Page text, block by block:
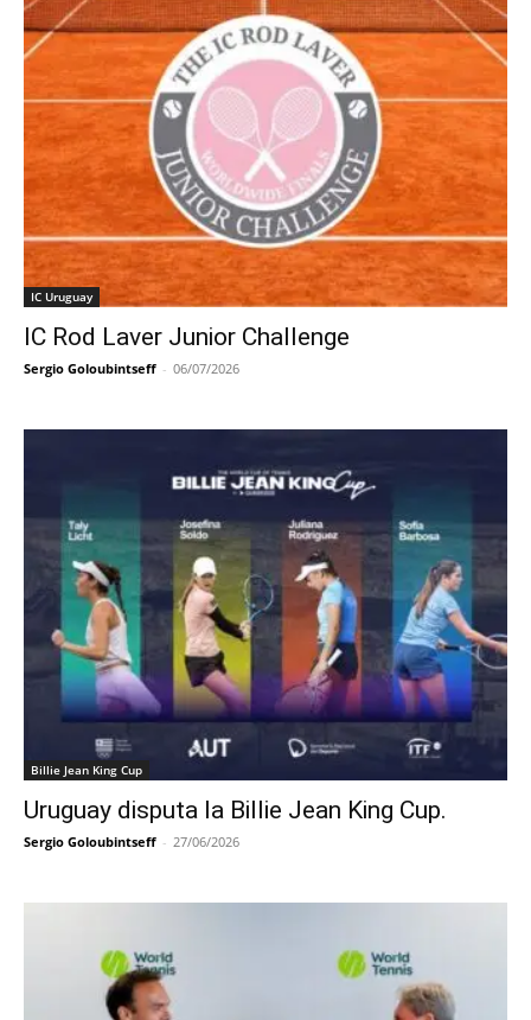
IC Uruguay
IC Rod Laver Junior Challenge
Sergio Goloubintseff - 06/07/2026
Billie Jean King Cup
Uruguay disputa la Billie Jean King Cup.
Sergio Goloubintseff - 27/06/2026